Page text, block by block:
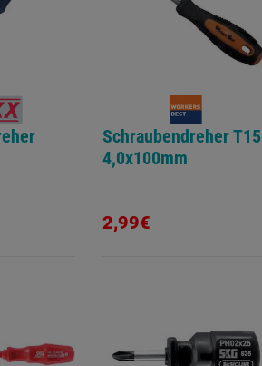
Schraubendreher T15
4,0x100mm
2,99€